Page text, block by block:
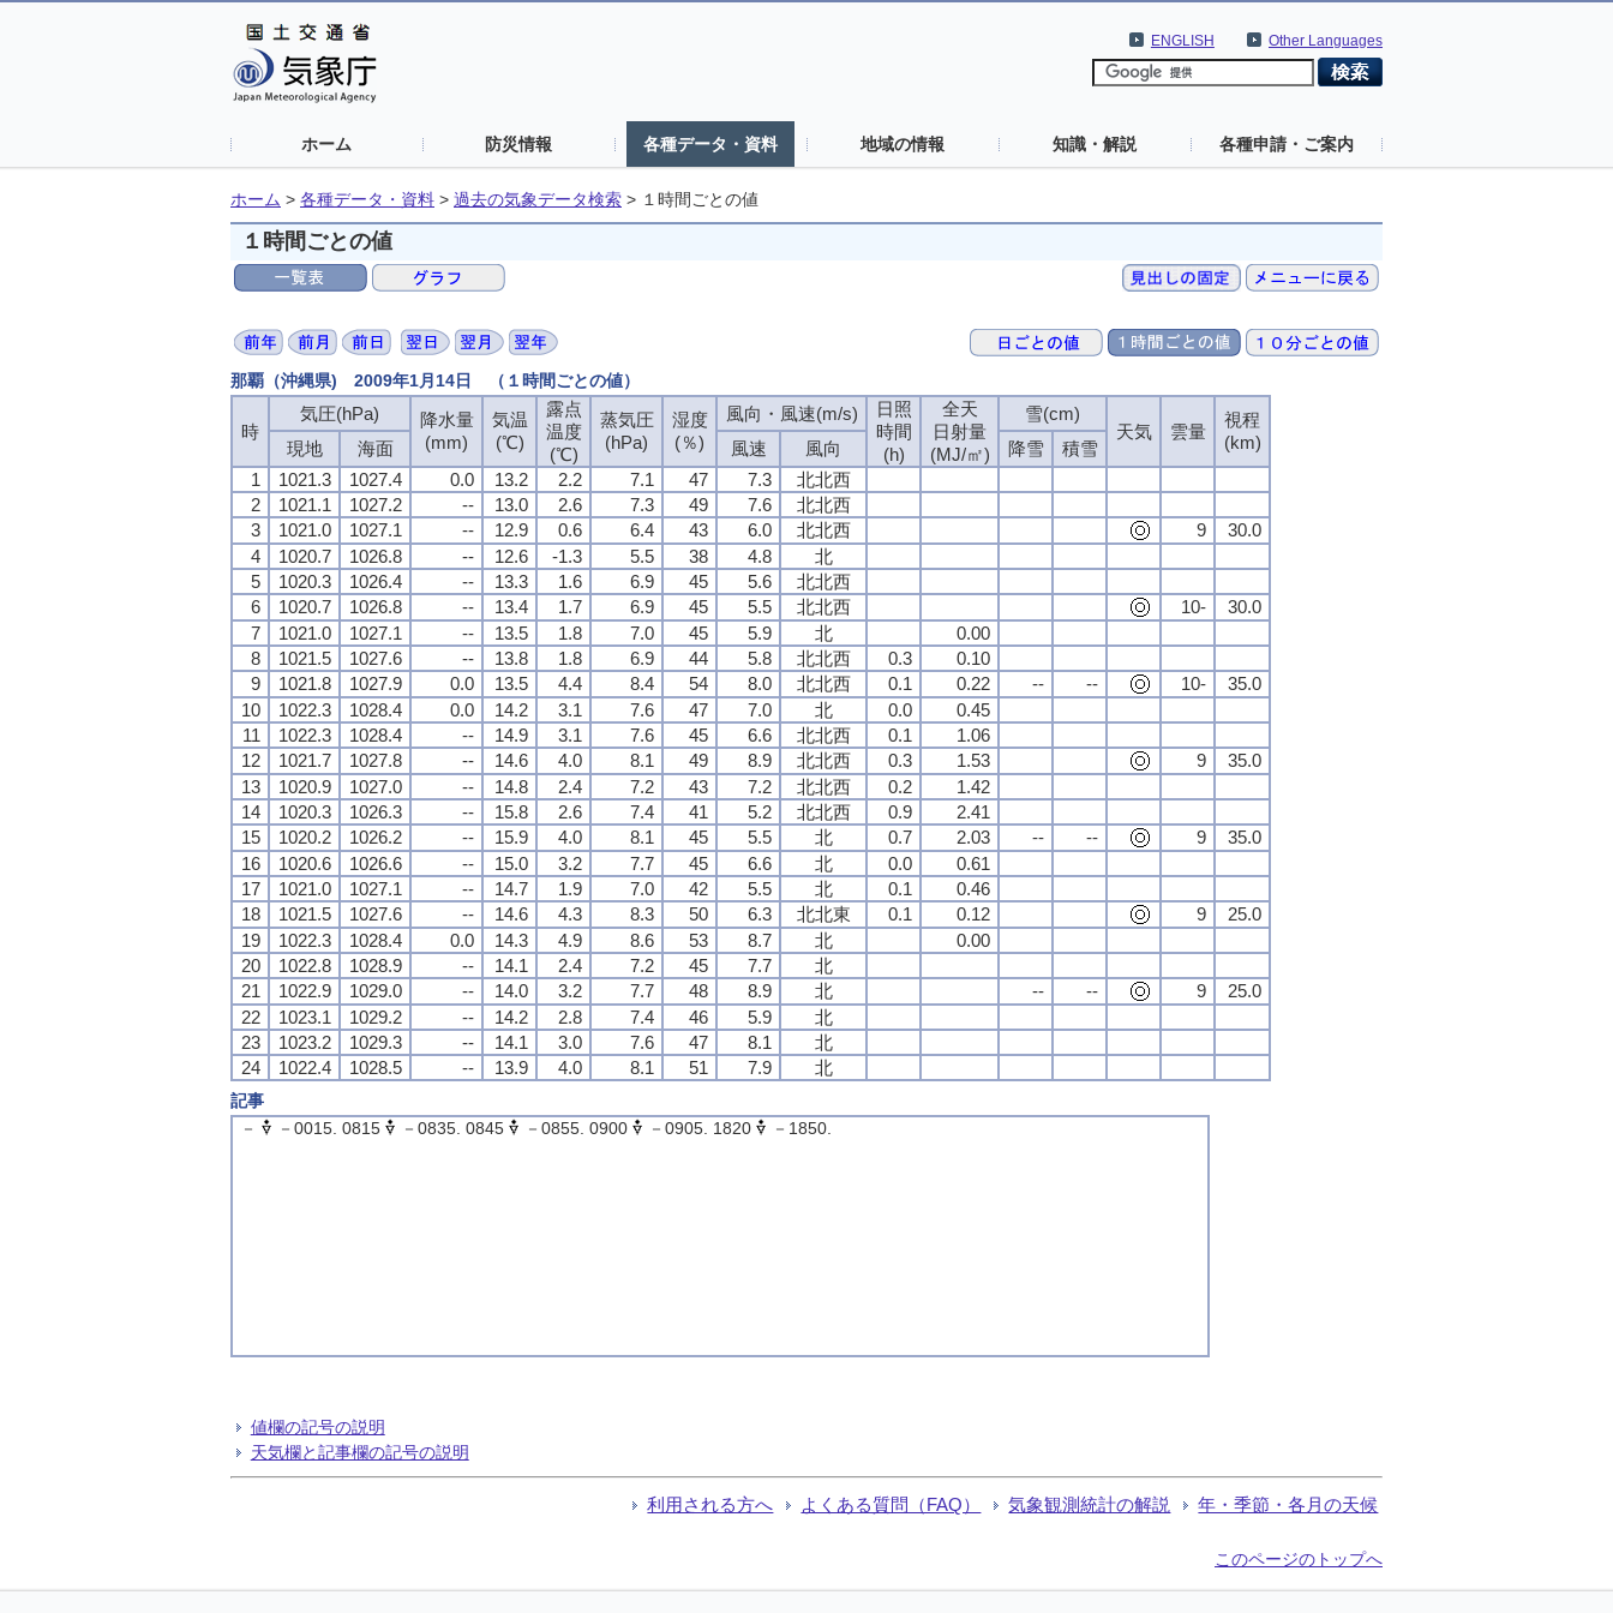
Other Languages
ENGLISH
ホーム 防災情報 各種データ・資料 地域の情報 知識・解説 各種申請・ご案内
ホーム > 各種データ・資料 > 過去の気象データ検索 > １時間ごとの値
１時間ごとの値
那覇（沖縄県) 2009年1月14日 （１時間ごとの値）
時
気圧(hPa)
降水量
(mm)
気温
(℃)
露点
温度
(℃)
蒸気圧
(hPa)
湿度
(％)
風向・風速(m/s)
日照
時間
(h)
全天
日射量
(MJ/㎡)
雪(cm)
天気
雲量
視程
(km)
現地 海面 風速 風向 降雪
積雪
1
1021.3 1027.4 0.0 13.2 2.2 7.1 47 7.3
北北西
2
1021.1 1027.2 -- 13.0 2.6 7.3 49 7.6
北北西
3
1021.0 1027.1 -- 12.9 0.6 6.4 43 6.0 北北西 9
30.0
4
1020.7 1026.8 -- 12.6 -1.3 5.5 38 4.8
北
5
1020.3 1026.4 -- 13.3 1.6 6.9 45 5.6
北北西
6
1020.7 1026.8 -- 13.4 1.7 6.9 45 5.5 北北西 10-
30.0
7
1021.0 1027.1 -- 13.5 1.8 7.0 45 5.9 北
0.00
8
1021.5 1027.6 -- 13.8 1.8 6.9 44 5.8 北北西 0.3
0.10
9
1021.8 1027.9 0.0 13.5 4.4 8.4 54 8.0 北北西 0.1 0.22 -- -- 10-
35.0
10
1022.3 1028.4 0.0 14.2 3.1 7.6 47 7.0 北 0.0
0.45
11
1022.3 1028.4 -- 14.9 3.1 7.6 45 6.6 北北西 0.1
1.06
12
1021.7 1027.8 -- 14.6 4.0 8.1 49 8.9 北北西 0.3 1.53 9
35.0
13
1020.9 1027.0 -- 14.8 2.4 7.2 43 7.2 北北西 0.2
1.42
14
1020.3 1026.3 -- 15.8 2.6 7.4 41 5.2 北北西 0.9
2.41
15
1020.2 1026.2 -- 15.9 4.0 8.1 45 5.5 北 0.7 2.03 -- -- 9
35.0
16
1020.6 1026.6 -- 15.0 3.2 7.7 45 6.6 北 0.0
0.61
17
1021.0 1027.1 -- 14.7 1.9 7.0 42 5.5 北 0.1
0.46
18
1021.5 1027.6 -- 14.6 4.3 8.3 50 6.3 北北東 0.1 0.12 9
25.0
19
1022.3 1028.4 0.0 14.3 4.9 8.6 53 8.7 北
0.00
20
1022.8 1028.9 -- 14.1 2.4 7.2 45 7.7
北
21
1022.9 1029.0 -- 14.0 3.2 7.7 48 8.9 北 -- -- 9
25.0
22
1023.1 1029.2 -- 14.2 2.8 7.4 46 5.9
北
23
1023.2 1029.3 -- 14.1 3.0 7.6 47 8.1
北
24
1022.4 1028.5 -- 13.9 4.0 8.1 51 7.9 北
記事
－
－0015. 0815 －0835. 0845 －0855. 0900 －0905. 1820 －1850.
値欄の記号の説明
天気欄と記事欄の記号の説明
利用される方へ よくある質問（FAQ） 気象観測統計の解説 年・季節・各月の天候
このページのトップへ